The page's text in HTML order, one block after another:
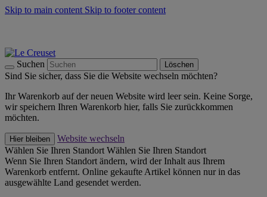
Skip to main content Skip to footer content
Suchen Löschen
Sind Sie sicher, dass Sie die Website wechseln möchten?
Ihr Warenkorb auf der neuen Website wird leer sein. Keine Sorge,
wir speichern Ihren Warenkorb hier, falls Sie zurückkommen
möchten.
Hier bleiben
Website wechseln
Wählen Sie Ihren Standort Wählen Sie Ihren Standort
Wenn Sie Ihren Standort ändern, wird der Inhalt aus Ihrem
Warenkorb entfernt. Online gekaufte Artikel können nur in das
ausgewählte Land gesendet werden.